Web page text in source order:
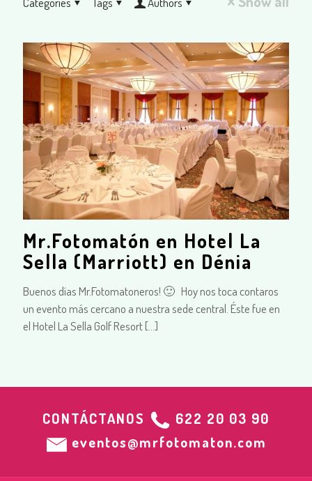
Mr.Fotomatón en Hotel La
Sella (Marriott) en Dénia
Buenos días Mr.Fotomatoneros! 🙂 Hoy nos toca contaros
un evento más cercano a nuestra sede central. Éste fue en
el Hotel La Sella Golf Resort[…]
CONTÁCTANOS
622 20 03 90
eventos@mrfotomaton.com